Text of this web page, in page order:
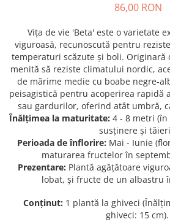
Bulbi de Narcise
Bulbi de Ranunculus
Bulbi de Tigridia
Bulbi de Zambile
Bulbi de Zantedeschia
Bulbi Sparaxis
Seminte de Flori
Seminte de Ierburi
Seminte de Legume/Fructe
86,00 RON
Vița de vie 'Beta' este o varietate
viguroasă, recunoscută pentru
temperaturi scăzute și boli.
menită să reziste climatului nordic,
de mărime medie cu boabe negre-
peisagistică pentru acoperirea rapidă
sau gardurilor, oferind atât umbră,
Înălțimea la maturitate: 4 - 8 metri
susținere și
Perioada de înflorire: Mai - Iunie
maturarea fructelor în
Prezentare: Plantă agățătoare
lobat, și fructe de un albastru
Conținut: 1 plantă la ghiveci
ghiveci: 15 cm).